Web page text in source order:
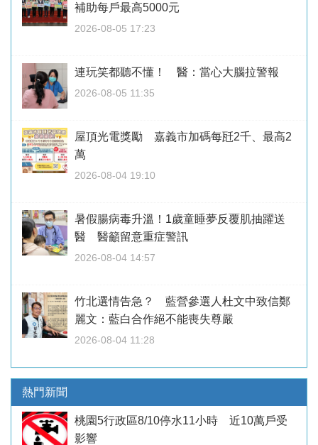
補助每戶最高5000元
2026-08-05 17:23
連玩笑都聽不懂！ 醫：當心大腦拉警報
2026-08-05 11:35
屋頂光電獎勵 嘉義市加碼每瓩2千、最高2
萬
2026-08-04 19:10
暑假腸病毒升溫！1歲童睡夢反覆肌抽躍送
醫 醫籲留意重症警訊
2026-08-04 14:57
竹北選情告急？ 藍營參選人杜文中致信鄭
麗文：藍白合作絕不能喪失尊嚴
2026-08-04 11:28
熱門新聞
桃園5行政區8/10停水11小時 近10萬戶受
影響